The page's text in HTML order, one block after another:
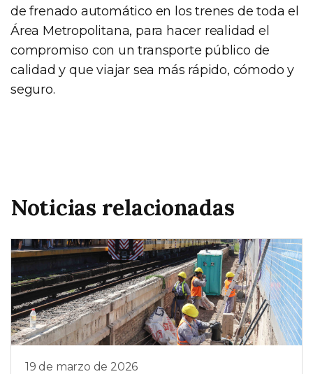
de frenado automático en los trenes de toda el
Área Metropolitana, para hacer realidad el
compromiso con un transporte público de
calidad y que viajar sea más rápido, cómodo y
seguro.
Noticias relacionadas
19 de marzo de 2026